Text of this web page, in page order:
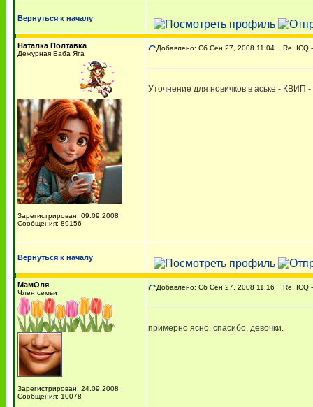
Вернуться к началу
Наталка Полтавка
Дежурная Баба Яга
Зарегистрирован: 09.09.2008
Сообщения: 89156
Добавлено: Сб Сен 27, 2008 11:04 Re: ICQ -
Уточнение для новичков в аське - КВИП
Вернуться к началу
МамОля
Член семьи
Зарегистрирован: 24.09.2008
Сообщения: 10078
Добавлено: Сб Сен 27, 2008 11:16 Re: ICQ -
примерно ясно, спасибо, девочки.